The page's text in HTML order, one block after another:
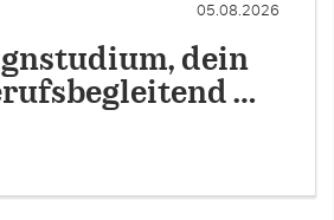
05.08.2026
dein
…